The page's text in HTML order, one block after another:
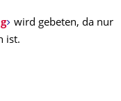
wird gebeten, da nur
ist.